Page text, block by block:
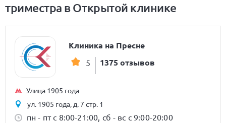
триместра в Открытой клинике
Клиника на Пресне
5 1375 отзывов
Улица 1905 года
ул. 1905 года, д. 7 стр. 1
пн - пт с 8:00-21:00, сб - вс с 9:00-20:00